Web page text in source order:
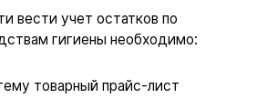
вести учет остатков по
гигиены необходимо:
товарный прайс-лист